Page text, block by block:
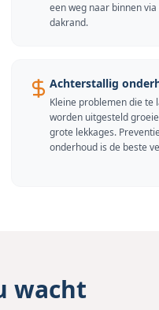
een weg naar binnen via
dakrand.
Achterstallig
Kleine problemen die te
worden uitgesteld
grote lekkages.
onderhoud is de beste
wacht